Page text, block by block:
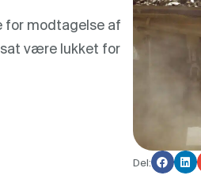
for modtagelse af
være lukket for
Del: